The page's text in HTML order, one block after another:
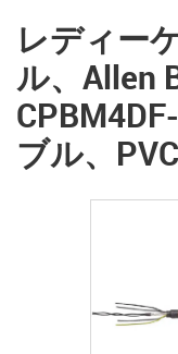
レディー
ル、Allen
ブル、